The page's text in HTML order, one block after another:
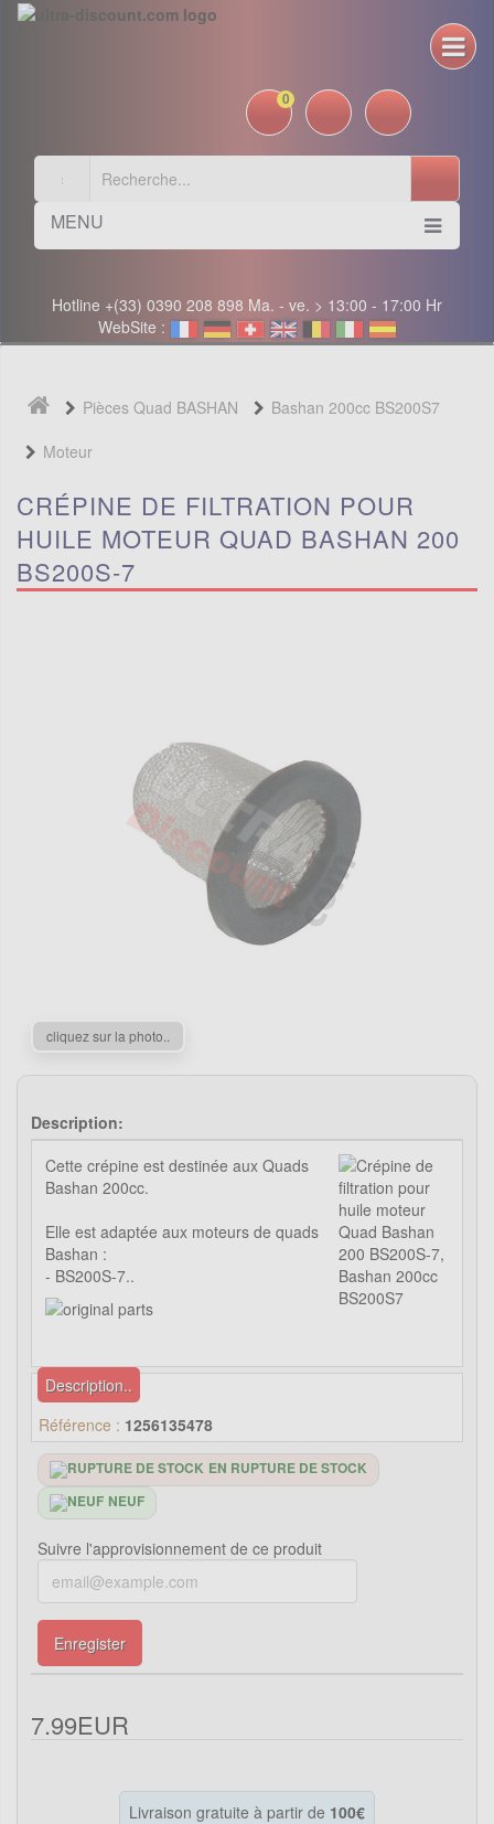
0
MENU
Hotline +(33) 0390 208 898 Ma. - ve. > 13:00 - 17:00 Hr
WebSite :
Pièces Quad BASHAN
Bashan 200cc BS200S7
Moteur
CRÉPINE DE FILTRATION POUR
HUILE MOTEUR QUAD BASHAN 200
BS200S-7
cliquez sur la photo..
Description:
Cette crépine est destinée aux Quads
Bashan 200cc.
Elle est adaptée aux moteurs de quads
Bashan :
- BS200S-7..
Description..
Référence : 1256135478
EN RUPTURE DE STOCK
NEUF
Suivre l'approvisionnement de ce produit
Enregister
7.99EUR
Livraison gratuite à partir de 100€